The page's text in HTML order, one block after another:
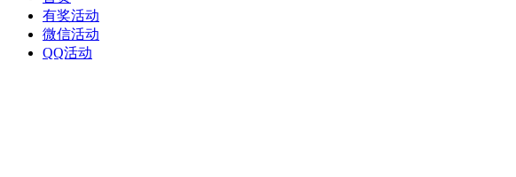
有奖活动
微信活动
QQ活动